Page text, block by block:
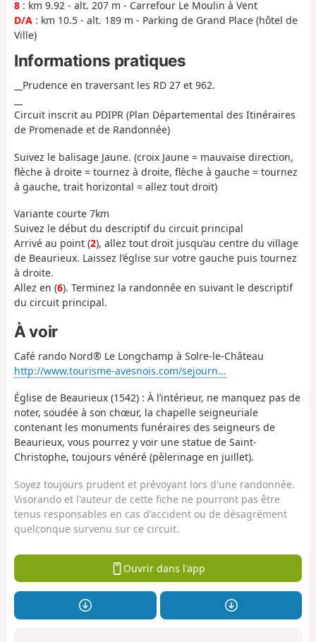
8 : km 9.92 - alt. 207 m - Carrefour Le Moulin à Vent
D/A : km 10.5 - alt. 189 m - Parking de Grand Place (hôtel de
Ville)
Informations pratiques
__Prudence en traversant les RD 27 et 962.
Circuit inscrit au PDIPR (Plan Départemental des Itinéraires
de Promenade et de Randonnée)
Suivez le balisage Jaune. (croix Jaune = mauvaise direction,
flèche à droite = tournez à droite, flèche à gauche = tournez
à gauche, trait horizontal = allez tout droit)
Variante courte 7km
Suivez le début du descriptif du circuit principal
Arrivé au point (2), allez tout droit jusqu’au centre du village
de Beaurieux. Laissez l’église sur votre gauche puis tournez
à droite.
Allez en (6). Terminez la randonnée en suivant le descriptif
du circuit principal.
À voir
Café rando Nord® Le Longchamp à Solre-le-Château
http://www.tourisme-avesnois.com/sejourn...
Église de Beaurieux (1542) : À l’intérieur, ne manquez pas de
noter, soudée à son chœur, la chapelle seigneuriale
contenant les monuments funéraires des seigneurs de
Beaurieux, vous pourrez y voir une statue de Saint-
Christophe, toujours vénéré (pèlerinage en juillet).
Soyez toujours prudent et prévoyant lors d'une randonnée.
Visorando et l'auteur de cette fiche ne pourront pas être
tenus responsables en cas d'accident ou de désagrément
quelconque survenu sur ce circuit.
Ouvrir dans l'app